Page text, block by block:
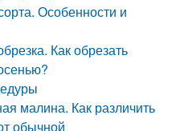
Особенности и
Как обрезать
малина. Как различить
обычной